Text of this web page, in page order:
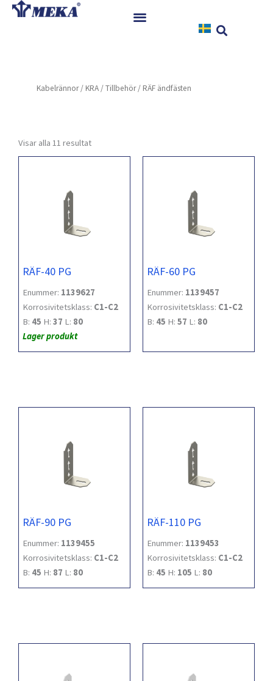
Hoppa
Referenser
Kabelrännor/ KRA /Tillbehör/ RÄF ändfästen
Visar alla 11 resultat
RÄF-40 PG
Enummer: 1139627
Korrosivitetsklass: C1-C2
B: 45 H: 37 L: 80
Lager produkt
RÄF-60 PG
Enummer: 1139457
Korrosivitetsklass: C1-C2
B: 45 H: 57 L: 80
RÄF-90 PG
Enummer: 1139455
Korrosivitetsklass: C1-C2
B: 45 H: 87 L: 80
RÄF-110 PG
Enummer: 1139453
Korrosivitetsklass: C1-C2
B: 45 H: 105 L: 80